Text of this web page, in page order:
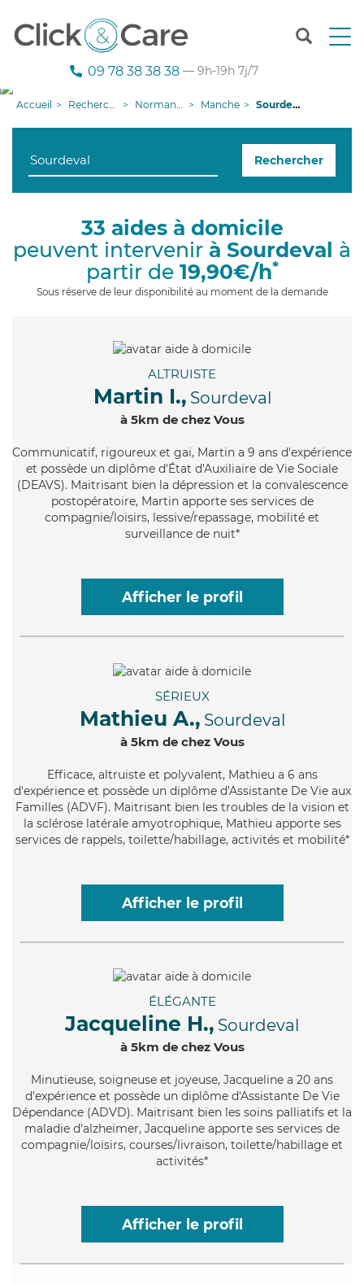
T
n
g
i
09 78 38 38 38 — 9h-19h 7j/7
Accueil Recherche aide à domicile Normandie Manche Sourdeval
Rechercher
33 aides à domicile
peuvent intervenir à Sourdeval à
partir de 19,90€/h*
Sous réserve de leur disponibilité au moment de la demande
ALTRUISTE
Martin I., Sourdeval
à 5km de chez Vous
Communicatif, rigoureux et gai, Martin a 9 ans d'expérience
et possède un diplôme d'État d'Auxiliaire de Vie Sociale
(DEAVS). Maitrisant bien la dépression et la convalescence
postopératoire, Martin apporte ses services de
compagnie/loisirs, lessive/repassage, mobilité et
surveillance de nuit*
Afficher le profil
SÉRIEUX
Mathieu A., Sourdeval
à 5km de chez Vous
Efficace, altruiste et polyvalent, Mathieu a 6 ans
d'expérience et possède un diplôme d'Assistante De Vie aux
Familles (ADVF). Maitrisant bien les troubles de la vision et
la sclérose latérale amyotrophique, Mathieu apporte ses
services de rappels, toilette/habillage, activités et mobilité*
Afficher le profil
ÉLÉGANTE
Jacqueline H., Sourdeval
à 5km de chez Vous
Minutieuse, soigneuse et joyeuse, Jacqueline a 20 ans
d'expérience et possède un diplôme d'Assistante De Vie
Dépendance (ADVD). Maitrisant bien les soins palliatifs et la
maladie d'alzheimer, Jacqueline apporte ses services de
compagnie/loisirs, courses/livraison, toilette/habillage et
activités*
Afficher le profil